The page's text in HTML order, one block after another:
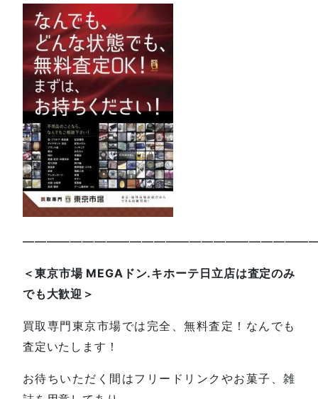
＜東京市場 MEGAドン.キホーテ日立店は査定のみ
でも大歓迎＞
買取専門東京市場では完全、無料査定！なんでも
査定いたします！
お待ちいただく間はフリードリンクやお菓子、雑